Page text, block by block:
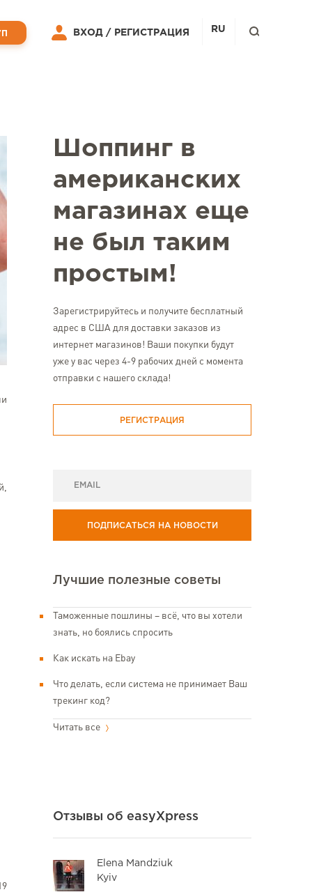
Шоппинг в
американских
магазинах еще
не был таким
простым!
Зарегистрируйтесь и получите бесплатный
адрес в США для доставки заказов из
интернет магазинов! Ваши покупки будут
уже у вас через 4-9 рабочих дней с момента
отправки с нашего склада!
РЕГИСТРАЦИЯ
ПОДПИСАТЬСЯ НА НОВОСТИ
Лучшие полезные советы
Таможенные пошлины – всё, что вы хотели
знать, но боялись спросить
Как искать на Ebay
Что делать, если система не принимает Ваш
трекинг код?
Читать все
Отзывы об easyXpress
Elena Mandziuk
Kyiv
ВХОД / РЕГИСТРАЦИЯ RU